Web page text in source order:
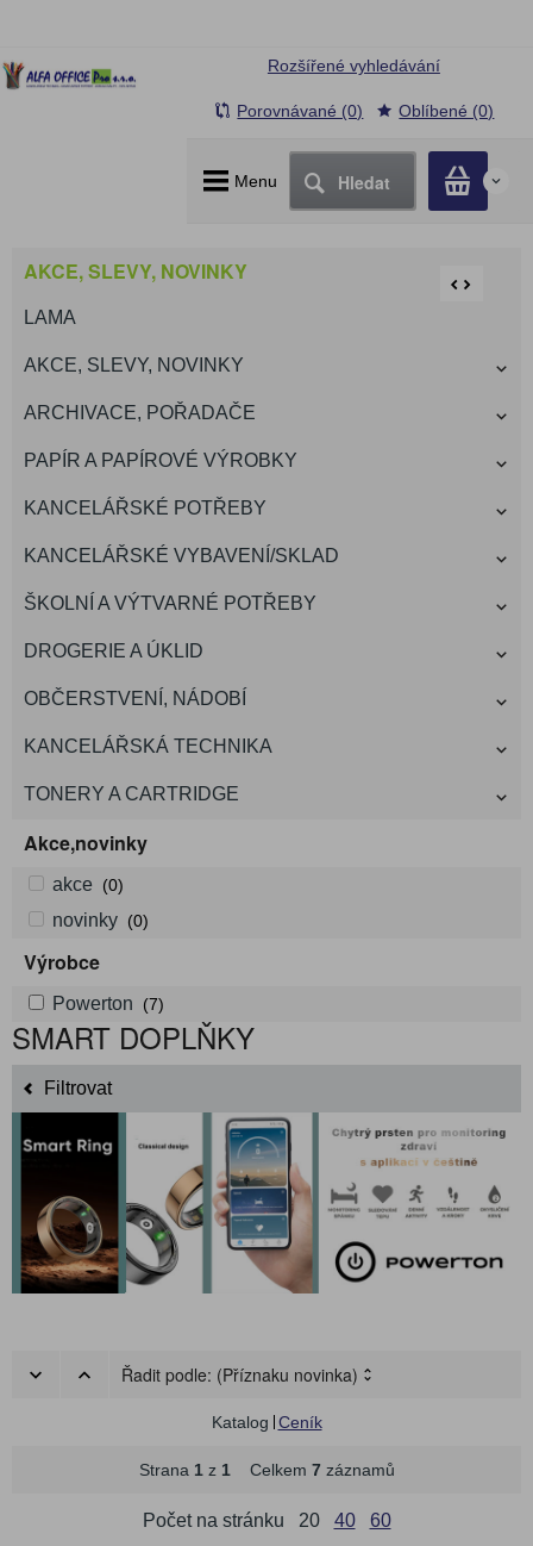
Menu Hledat 0
Rozšířené vyhledávání
Porovnávané (0) Oblíbené (0)
AKCE, SLEVY, NOVINKY
LAMA
AKCE, SLEVY, NOVINKY
ARCHIVACE, POŘADAČE
PAPÍR A PAPÍROVÉ VÝROBKY
KANCELÁŘSKÉ POTŘEBY
KANCELÁŘSKÉ VYBAVENÍ/SKLAD
ŠKOLNÍ A VÝTVARNÉ POTŘEBY
DROGERIE A ÚKLID
OBČERSTVENÍ, NÁDOBÍ
KANCELÁŘSKÁ TECHNIKA
TONERY A CARTRIDGE
Akce,novinky
akce (0)
novinky (0)
Výrobce
Powerton (7)
SMART DOPLŇKY
Filtrovat
Řadit podle: (Příznaku novinka)
Katalog Ceník
Strana 1z 1Celkem 7záznamů
Počet na stránku 20 40 60